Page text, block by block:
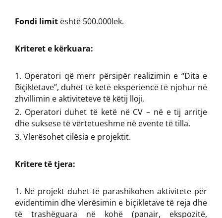
Fondi limit është 500.000lek.
Kriteret e kërkuara:
Operatori që merr përsipër realizimin e “Dita e
Biçikletave”, duhet të ketë eksperiencë të njohur në
zhvillimin e aktiviteteve të këtij lloji.
Operatori duhet të ketë në CV – në e tij arritje
dhe suksese të vërtetueshme në evente të tilla.
Vlerësohet cilësia e projektit.
Kritere të tjera:
Në projekt duhet të parashikohen aktivitete për
evidentimin dhe vlerësimin e biçikletave të reja dhe
të trashëguara në kohë (panair, ekspozitë,